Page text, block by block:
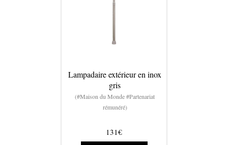
Lampadaire extérieur en inox
gris
(#Maison du Monde #Partenariat
rémunéré)
131€